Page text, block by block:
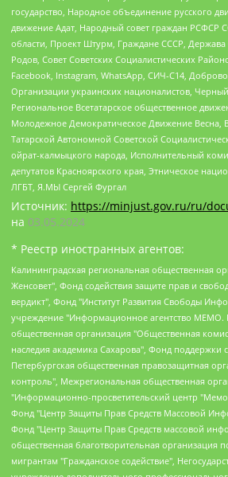
государство, Народное объединение русского
движение Адат, Народный совет граждан РСФСР
области, Проект Штурм, Граждане СССР, Держава
Родов, Совет Советских Социалистических
Facebook, Instagram, WhatsApp, СИЧ-С14,
Организации украинских националистов,
Региональное Всетатарское общественное
Молодежное Демократическое Движение Весна,
Татарской Автономной Советской
ойрат-калмыцкого народа, Исполнительный
депутатов Красноярского края, Этническое
ЛГБТ, Я.МЫ Сергей Фургал
Источник: https://minjust.gov.ru/ru/
на 03.05.2024
* Реестр иностранных агентов:
Калининградская региональная общественная организация "Экозащита!-Женсовет", Фонд содействия защите прав и свобод граждан "Общественный вердикт", Фонд "Институт Развития Свободы Информации", Частное учреждение "Информационное агентство МЕМО. РУ", Региональная общественная организация "Общественная комиссия по сохранению наследия академика Сахарова", Фонд поддержки свободы прессы, Санкт-Петербургская общественная правозащитная организация "Гражданский контроль", Межрегиональная общественная организация "Информационно-просветительский центр "Мемориал", Региональный Фонд "Центр Защиты Прав Средств Массовой Информации", с 05.12.2023 Фонд "Центр Защиты Прав Средств массовой информации", Региональная общественная благотворительная организация помощи беженцам и мигрантам "Гражданское содействие", Негосударственное образовательное учреждение дополнительного профессионального образования (повышение квалификации) специалистов "АКАДЕМИЯ ПО ПРАВАМ ЧЕЛОВЕКА", Свердловская региональная общественная организация "Сутяжник", Автономная некоммерческая организация "Центр независимых социологических исследований", Союз общественных объединений "Российский исследовательский центр по правам человека", Региональное общественное учреждение научно-информационный центр "МЕМОРИАЛ", Некоммерческая организация "Фонд защиты гласности", Автономная некоммерческая организация "Институт прав человека", Городская общественная организация "Екатеринбургское общество "МЕМОРИАЛ", Городская общественная организация "Рязанское историко-просветительское и правозащитное общество "Мемориал" (Рязанский Мемориал), Челябинский региональный орган общественной самодеятельности – женское общественное объединение "Женщины Евразии", Челябинский региональный орган общественной самодеятельности "Уральская правозащитная группа", Фонд содействия защите здоровья и социальной справедливости имени Андрея Рылькова, Автономная Некоммерческая Организация "Аналитический Центр Юрия Левады", Автономная некоммерческая организация социальной поддержки населения "Проект Апрель", Региональная общественная организация помощи женщинам и детям, находящимся в кризисной ситуации "Информационно-методический центр "Анна", Фонд содействия развитию массовых коммуникаций и правовому просвещению "Так-так-Так", Фонд содействия устойчивому развитию "Серебряная тайга", Свердловский региональный общественный фонд социальных проектов "Новое время", "Idel.Реалии", Кавказ.Реалии, Крым.Реалии, Телеканал Настоящее Время, Татаро-башкирская служба Радио Свобода (Azatliq Radiosi), Радио Свободная Европа/Радио Свобода (PCE/PC), "Сибирь.Реалии", "Фактограф", Благотворительный фонд помощи осужденным и их семьям, Автономная некоммерческая организация "Институт глобализации и социальных движений", Фонд "В защиту прав заключенных", Частное учреждение "Центр поддержки и содействия развитию средств массовой информации", Пензенский региональный общественный благотворительный фонд "Гражданский союз", "Север.Реалии", Некоммерческая организация Фонд "Правовая инициатива", Общество с ограниченной ответственностью "Радио Свободная Европа/Радио Свобода", Чешское информационное агентство "MEDIUM-ORIENT", Красноярская региональная общественная организация "Мы против СПИДа", Камалягин Денис Николаевич, Маркелов Сергей Евгеньевич, Пономарев Лев Александрович, Савицкая Людмила Алексеевна, Автономная некоммерческая организация "Центр по работе с проблемой насилия "НАСИЛИЮ.НЕТ", Межрегиональный профессиональный союз работников здравоохранения "Альянс врачей", Юридическое лицо, зарегистрированное в Латвийской Республике, SIA "Medusa Project" (регистрационный номер 40103797863, дата регистрации 10.06.2014), Некоммерческая организация "Фонд по борьбе с коррупцией", Автономная некоммерческая организация "Институт права и публичной политики", Баданин Роман Сергеевич, Гликин Максим Александрович, Железнова Мария Михайловна, Лукьянова Юлия Сергеевна, Маетная Елизавета Витальевна, Маняхин Петр Борисович, Чуракова Ольга Владимировна, Ярош Юлия Петровна, Юридическое лицо "The Insider SIA", зарегистрированное в Риге, Латвийская Республика (дата регистрации 26.06.2015), являющееся администратором доменного имени интернет-издания "The Insider SIA", https://theins.ru, Постернак Алексей Евгеньевич, Рубин Михаил Аркадьевич, Анин Роман Александрович, Юридическое лицо Istories fonds, зарегистрированное в Латвийской Республике (регистрационный номер 50008295751, дата регистрации 24.02.2020), Великовский Дмитрий Александрович, Долинина Ирина Николаевна, Мароховская Алеся Алексеевна, Шлейнов Роман Юрьевич, Шмагун Олеся Валентиновна, Общество с ограниченной ответственностью "Альтаир 2021", Общество с ограниченной ответственностью "Вега 2021", Общество с ограниченной ответственностью "Главный редактор 2021", Общество с ограниченной ответственностью "Ромашки монолит", Важенков Артем Валерьевич, Ивановская областная общественная организация "Центр гендерных исследований", Гурман Юрий Альбертович, Медиапроект "ОВД-Инфо", Егоров Владимир Владимирович, Жилинский Владимир Александрович, Общество с ограниченной ответственностью "ЗП", Иванова София Юрьевна, Карезина Инна Павловна, Кильтау Екатерина Викторовна, Петров Алексей Викторович, Пискунов Сергей Евгеньевич, Смирнов Сергей Сергеевич, Тихонов Михаил Сергеевич, Общество с ограниченной ответственностью "ЖУРНАЛИСТ-ИНОСТРАННЫЙ АГЕНТ", Арапова Галина Юрьевна, Вольтская Татьяна Анатольевна, Американская компания "Mason G.E.S. Anonymous Foundation" (США), являющаяся владельцем интернет-издания https://mnews.world/, Компания "Stichting Bellingcat", зарегистрированная в Нидерландах (дата регистрации 11.07.2018), Захаров Андрей Вячеславович, Клепиковская Екатерина Дмитриевна, Общество с ограниченной ответственностью "МЕМО", Перл Роман Александрович, Симонов Евгений Алексеевич, Соловьева Елена Анатольевна, Сотников Даниил Владимирович, Сурначева Елизавета Дмитриевна, Автономная некоммерческая организация по защите прав человека и информированию населения "Якутия – Наше Мнение", Общество с ограниченной ответственностью "Москоу диджитал медиа", с 26.01.2023 Общество с ограниченной ответственностью "Чайка Белые сады", Ветошкина Валерия Валерьевна, Заговора Максим Александрович, Межрегиональное общественное движение "Российская ЛГБТ - сеть", Оленичев Максим Владимирович, Павлов Иван Юрьевич, Скворцова Елена Сергеевна, Общество с ограниченной ответственностью "Как бы инагент", Кочетков Игорь Викторович, Общество с ограниченной ответственностью "Честные выборы", Еланчик Олег Александрович, Общество с ограниченной ответственностью "Нобелевский призыв", Гималова Регина Эмилевна, Григорьев Андрей Валерьевич, Григорьева Алина Александровна, Ассоциация по содействию защите